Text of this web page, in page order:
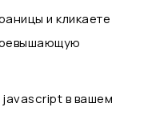
и кликаете
в вашем